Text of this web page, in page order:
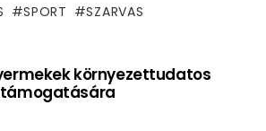
SPORT SZARVAS
környezettudatos
támogatására